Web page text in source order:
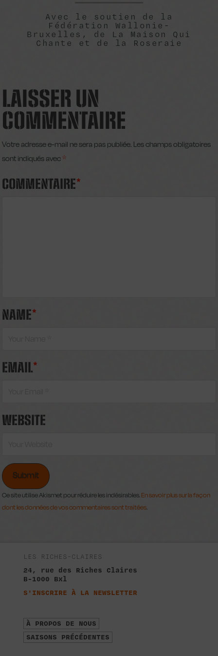
Avec le soutien de la
Fédération Wallonie-
Bruxelles, de La Maison Qui
Chante et de la Roseraie
LAISSER UN
COMMENTAIRE
Votre adresse e-mail ne sera pas publiée. Les champs obligatoires
sont indiqués avec*
COMMENTAIRE*
NAME*
EMAIL*
WEBSITE
Ce site utilise Akismet pour réduire les indésirables. En savoir plus sur la façon
dont les données de vos commentaires sont traitées
LES RICHES-CLAIRES
24, rue des Riches Claires
B-1000 Bxl
S'INSCRIRE À LA NEWSLETTER
À PROPOS DE NOUS
SAISONS PRÉCÉDENTES